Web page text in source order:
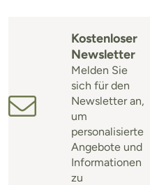
Kostenloser
Newsletter
Melden Sie
sich für den
Newsletter an,
um
personalisierte
Angebote und
Informationen
zu